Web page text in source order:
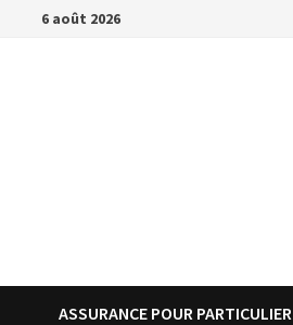
Passer6 août 2026
ASSURANCE POUR PARTICULIER